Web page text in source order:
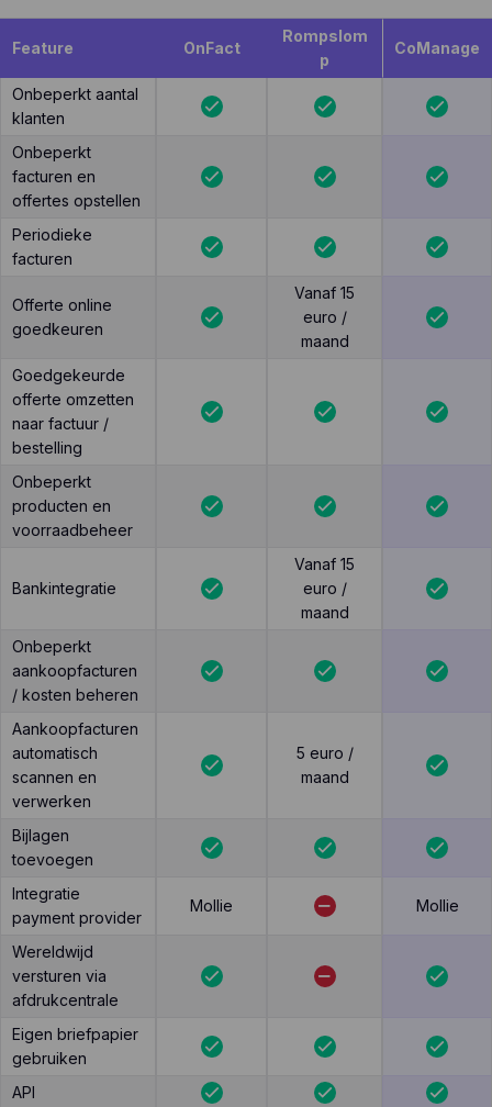
Feature OnFact
Rompslom
p
CoManage
Onbeperkt aantal
klanten
Onbeperkt
facturen en
offertes opstellen
Periodieke
facturen
Offerte online
goedkeuren
Vanaf 15
euro /
maand
Goedgekeurde
offerte omzetten
naar factuur /
bestelling
Onbeperkt
producten en
voorraadbeheer
Bankintegratie
Vanaf 15
euro /
maand
Onbeperkt
aankoopfacturen
/ kosten beheren
Aankoopfacturen
automatisch
scannen en
verwerken
5 euro /
maand
Bijlagen
toevoegen
Integratie
payment provider
Mollie Mollie
Wereldwijd
versturen via
afdrukcentrale
Eigen briefpapier
gebruiken
API